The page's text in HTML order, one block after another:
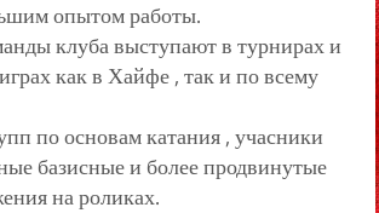
опытом работы.
клуба выступают в турнирах и
как в Хайфе , так и по всему
по основам катания , учасники
базисные и более продвинутые
на роликах.